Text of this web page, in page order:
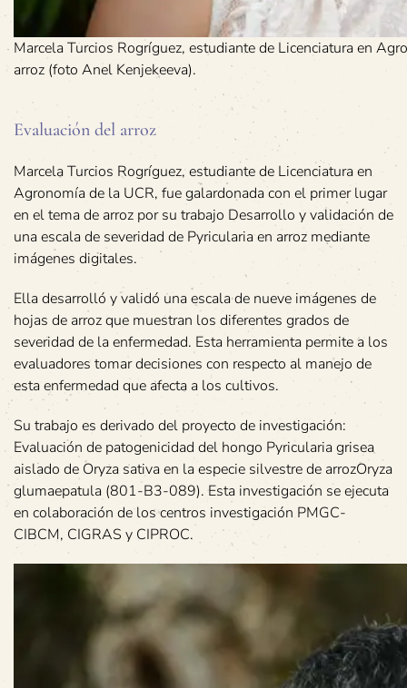
Marcela Turcios Rogríguez, estudiante de Licenciatura en
arroz (foto Anel Kenjekeeva).
Evaluación del arroz
Marcela Turcios Rogríguez, estudiante de Licenciatura en
Agronomía de la UCR, fue galardonada con el primer lugar
en el tema de arroz por su trabajo Desarrollo y validación de
una escala de severidad de Pyricularia en arroz mediante
imágenes digitales.
Ella desarrolló y validó una escala de nueve imágenes de
hojas de arroz que muestran los diferentes grados de
severidad de la enfermedad. Esta herramienta permite a los
evaluadores tomar decisiones con respecto al manejo de
esta enfermedad que afecta a los cultivos.
Su trabajo es derivado del proyecto de investigación:
Evaluación de patogenicidad del hongo Pyricularia grisea
aislado de Oryza sativa en la especie silvestre de arrozOryza
glumaepatula (801-B3-089). Esta investigación se ejecuta
en colaboración de los centros investigación PMGC-
CIBCM, CIGRAS y CIPROC.